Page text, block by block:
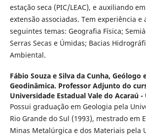
estação seca (PIC/LEAC), e auxiliando
extensão associadas. Tem experiência e
seguintes temas: Geografia Física;
Serras Secas e Úmidas; Bacias
Ambiental.
Fábio Souza e Silva da Cunha, Geólogo
Geodinâmica. Professor Adjunto do
Universidade Estadual Vale do Acaraú -
Possui graduação em Geologia pela
Rio Grande do Sul (1993), mestrado em
Minas Metalúrgica e dos Materiais pela